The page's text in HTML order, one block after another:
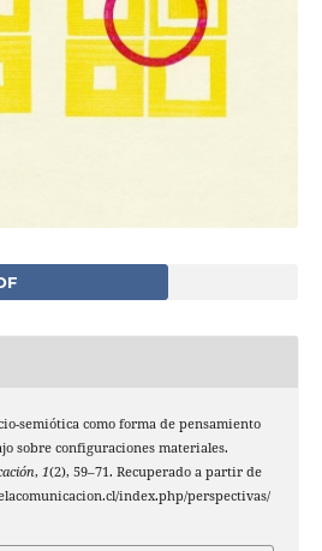
semiótica como forma de pensamiento
sobre configuraciones materiales.
, 1(2), 59–71. Recuperado a partir de
index.php/perspectivas/